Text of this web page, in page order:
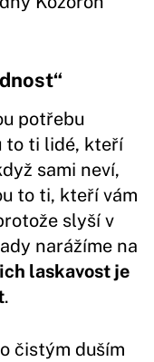
potřebu
to ti lidé, kteří
sami neví,
to ti, kteří vám
slyší v
narážíme na
laskavost je
.
čistým duším